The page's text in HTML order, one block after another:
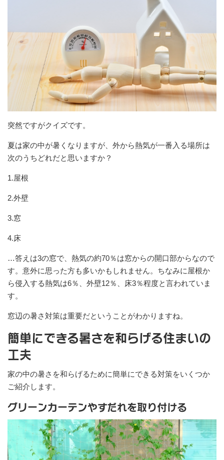
突然ですがクイズです。
夏は家の中が暑くなりますが、外から熱気が一番入る場所は
次のうちどれだと思いますか？
1.屋根
2.外壁
3.窓
4.床
…答えは3の窓で、熱気の約70％は窓からの開口部からなので
す。意外に思った方も多いかもしれません。ちなみに屋根か
ら侵入する熱気は6％、外壁12％、床3％程度と言われていま
す。
窓辺の暑さ対策は重要だということがわかりますね。
簡単にできる暑さを和らげる住まいの
工夫
家の中の暑さを和らげるために簡単にできる対策をいくつか
ご紹介します。
グリーンカーテンやすだれを取り付ける